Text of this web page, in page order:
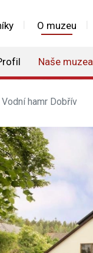
O muzeu
Naše muzea
Vodní hamr Dobřív